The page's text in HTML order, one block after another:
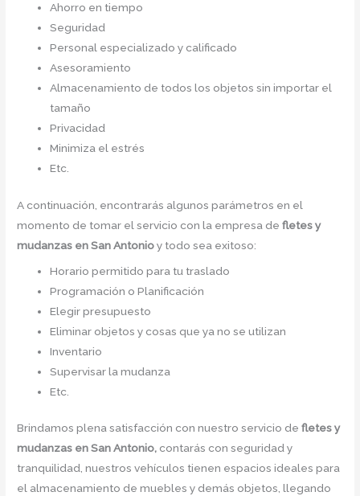
Ahorro en tiempo
Seguridad
Personal especializado y calificado
Asesoramiento
Almacenamiento de todos los objetos sin importar el
tamaño
Privacidad
Minimiza el estrés
Etc.
A continuación, encontrarás algunos parámetros en el
momento de tomar el servicio con la empresa defletes y
mudanzas en San Antonioy todo sea exitoso:
Horario permitido para tu traslado
Programación o Planificación
Elegir presupuesto
Eliminar objetos y cosas que ya no se utilizan
Inventario
Supervisar la mudanza
Etc.
Brindamos plena satisfacción con nuestro servicio defletes y
mudanzas en San Antonio, contarás con seguridad y
tranquilidad, nuestros vehículos tienen espacios ideales para
el almacenamiento de muebles y demás objetos, llegando